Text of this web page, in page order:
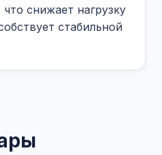
снижает нагрузку
стабильной